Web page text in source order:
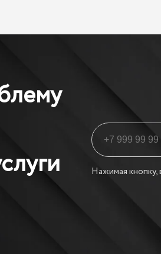
Нажимая кнопку,